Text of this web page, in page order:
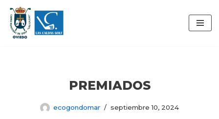
Saltar
al
PREMIADOS
ecogondomar septiembre 10, 2024